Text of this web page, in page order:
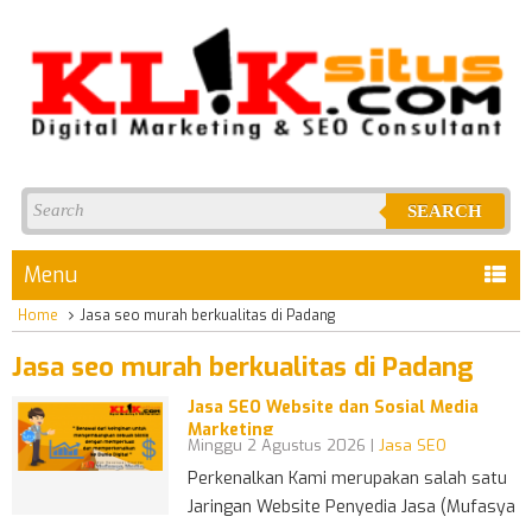
SEARCH
Menu
Home Jasa seo murah berkualitas di Padang
Jasa seo murah berkualitas di Padang
Jasa SEO Website dan Sosial Media
Marketing
Minggu 2 Agustus 2026 | Jasa SEO
Perkenalkan Kami merupakan salah satu
Jaringan Website Penyedia Jasa (Mufasya